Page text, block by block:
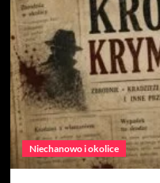
Niechanowo i okolice